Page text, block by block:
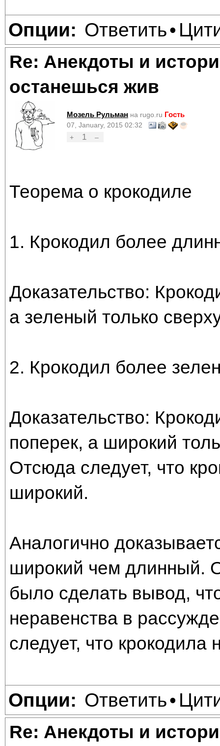
Опции: Ответить•
Re: Анекдоты и
останешься жив
Мозель Рульман на rugo.ru Гость
07, January, 2015 02:32
+
1 –
Теорема о крокодиле
1. Крокодил более
Доказательство:
а зеленый только
2. Крокодил более
Доказательство:
поперек, а широкий
Отсюда следует, что
широкий.
Аналогично
широкий чем длинный.
было сделать вывод,
неравенства в
следует, что крокодила
Опции: Ответить•
Re: Анекдоты и